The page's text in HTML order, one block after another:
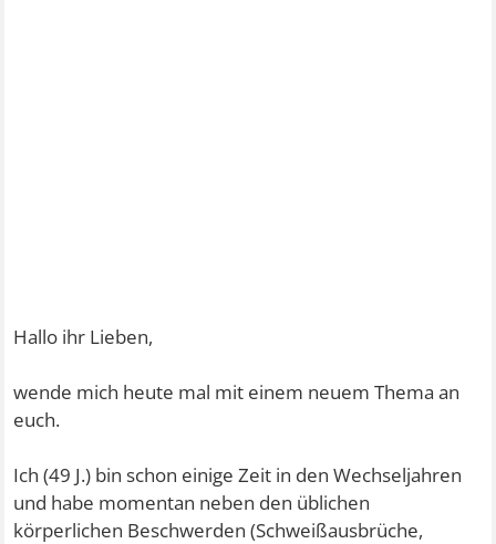
Hallo ihr Lieben,
wende mich heute mal mit einem neuem Thema an
euch.
Ich (49 J.) bin schon einige Zeit in den Wechseljahren
und habe momentan neben den üblichen
körperlichen Beschwerden (Schweißausbrüche,